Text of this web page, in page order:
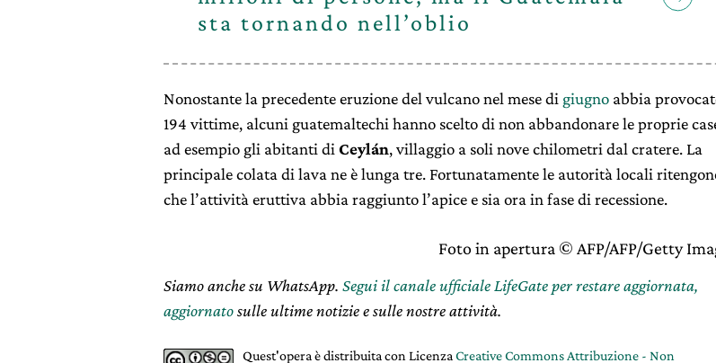
sta tornando nell’oblio
Nonostante la precedente eruzione del vulcano nel mese di giugno abbia
194 vittime, alcuni guatemaltechi hanno scelto di non abbandonare le proprie
ad esempio gli abitanti di Ceylán, villaggio a soli nove chilometri dal cratere. La
principale colata di lava ne è lunga tre. Fortunatamente le autorità locali
che l’attività eruttiva abbia raggiunto l’apice e sia ora in fase di recessione.
Foto in apertura © AFP/AFP/Getty
Siamo anche su WhatsApp. Segui il canale ufficiale LifeGate per restare aggiornata,
aggiornatosulle ultime notizie e sulle nostre attività.
Quest'opera è distribuita con Licenza Creative Commons Attribuzione - Non